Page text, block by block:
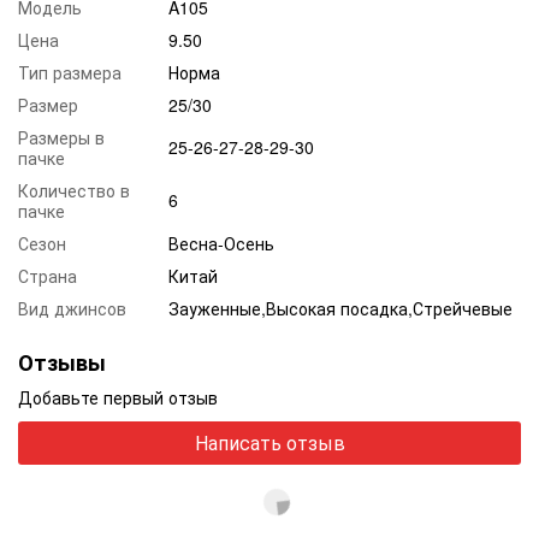
Модель
A105
Цена
9.50
Тип размера
Норма
Размер
25/30
Размеры в
пачке
25-26-27-28-29-30
Количество в
пачке
6
Сезон
Весна-Осень
Страна
Китай
Вид джинсов
Зауженные,Высокая посадка,Стрейчевые
Отзывы
Добавьте первый отзыв
Написать отзыв